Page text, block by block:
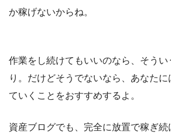
か稼げないからね。
作業をし続けてもいいのなら、そうい
り。だけどそうでないなら、あなた
ていくことをおすすめするよ。
資産ブログでも、完全に放置で稼ぎ